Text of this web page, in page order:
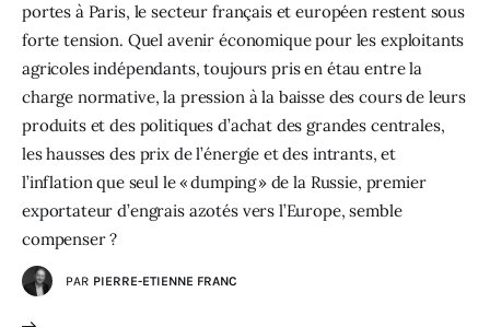
portes à Paris, le secteur français et européen restent sous
forte tension. Quel avenir économique pour les exploitants
agricoles indépendants, toujours pris en étau entre la
charge normative, la pression à la baisse des cours de leurs
produits et des politiques d’achat des grandes centrales,
les hausses des prix de l’énergie et des intrants, et
l’inflation que seul le « dumping » de la Russie, premier
exportateur d’engrais azotés vers l’Europe, semble
compenser ?
PAR PIERRE-ETIENNE FRANC